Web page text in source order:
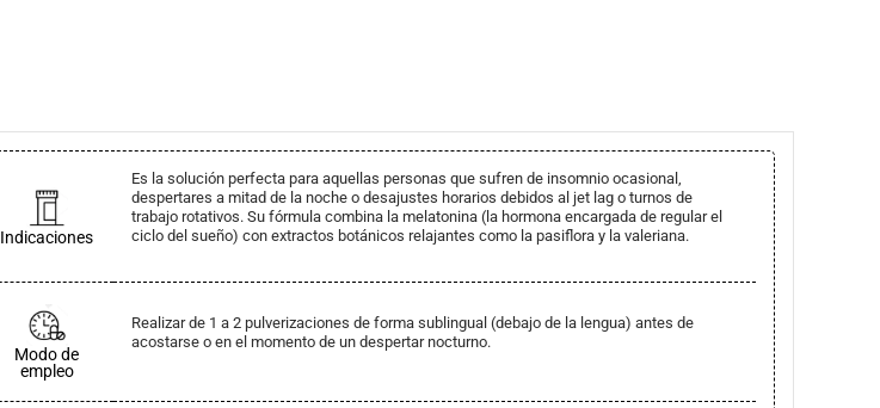
Indicaciones
Es la solución perfecta para aquellas personas que sufren de insomnio ocasional,
despertares a mitad de la noche o desajustes horarios debidos al jet lag o turnos de
trabajo rotativos. Su fórmula combina la melatonina (la hormona encargada de regular el
ciclo del sueño) con extractos botánicos relajantes como la pasiflora y la valeriana.
Modo de
empleo
Realizar de 1 a 2 pulverizaciones de forma sublingual (debajo de la lengua) antes de
acostarse o en el momento de un despertar nocturno.